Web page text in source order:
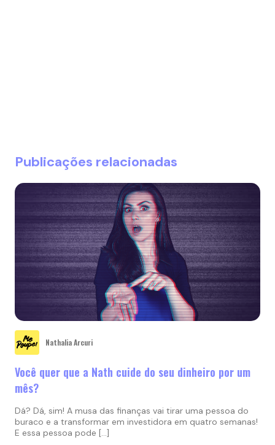
Publicações relacionadas
Nathalia Arcuri
Você quer que a Nath cuide do seu dinheiro por um
mês?
Dá? Dá, sim! A musa das finanças vai tirar uma pessoa do
buraco e a transformar em investidora em quatro semanas!
E essa pessoa pode […]